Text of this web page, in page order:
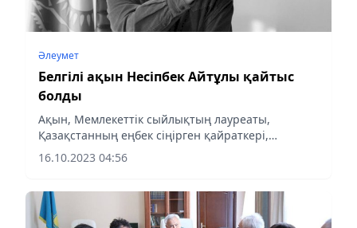
Әлеумет
Белгілі ақын Несіпбек Айтұлы қайтыс
болды
Ақын, Мемлекеттік сыйлықтың лауреаты,
Қазақстанның еңбек сіңірген қайраткері,
«Парасат» орденінің иегері Несіпбек Айтұлы
қайтыс болды. Бұл туралы Қазақстан Жазушылар
16.10.2023 04:56